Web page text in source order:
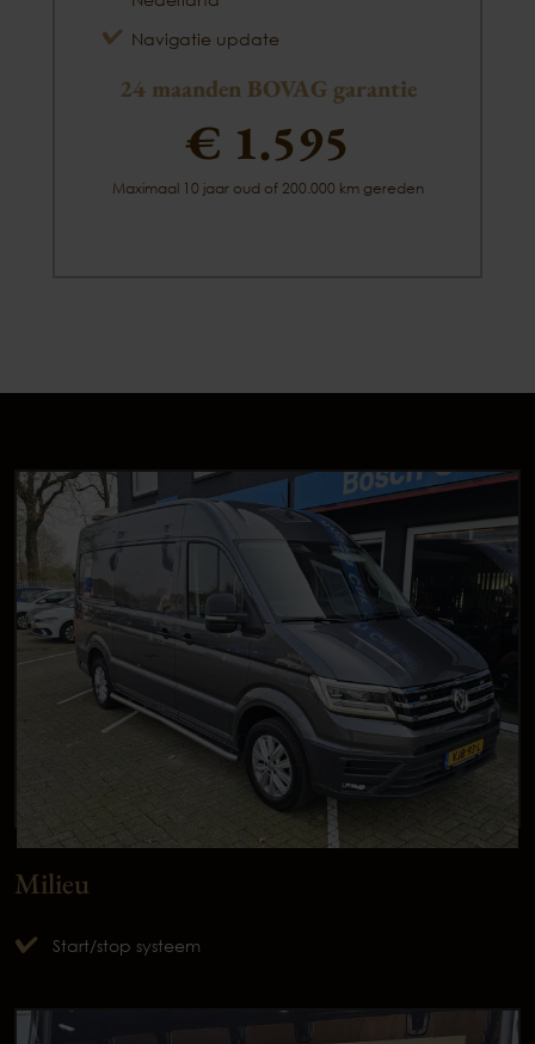
Navigatie update
24 maanden BOVAG garantie
€ 1.595
Maximaal 10 jaar oud of 200.000 km gereden
Milieu
Start/stop systeem